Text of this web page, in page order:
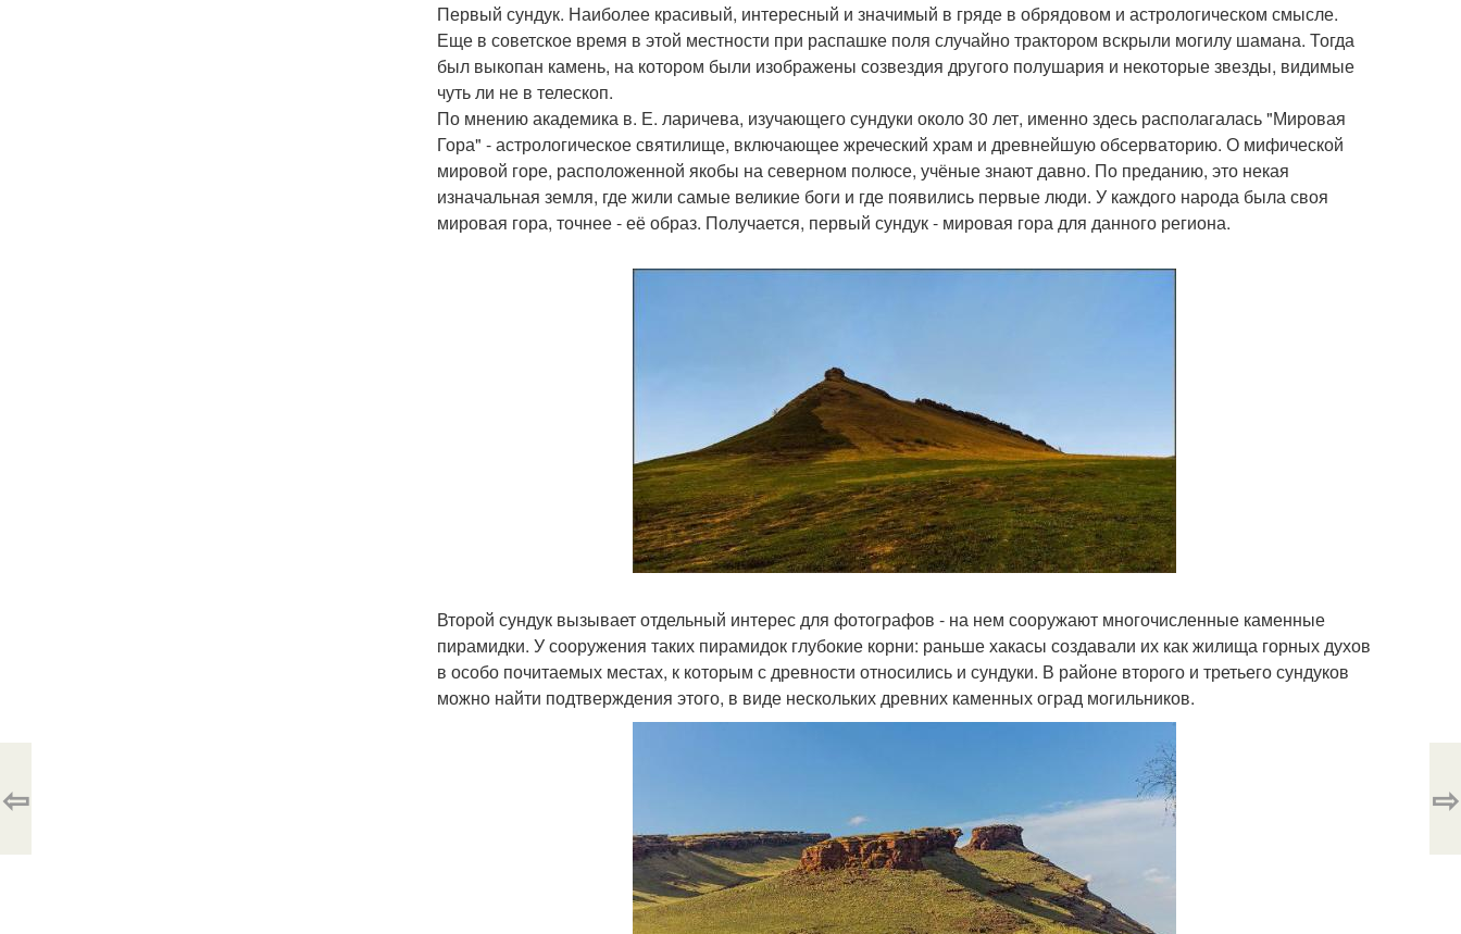
Первый сундук. Наиболее красивый, интересный и значимый в гряде в обрядовом и астрологическом смысле.
Еще в советское время в этой местности при распашке поля случайно трактором вскрыли могилу шамана. Тогда
был выкопан камень, на котором были изображены созвездия другого полушария и некоторые звезды, видимые
чуть ли не в телескоп.
По мнению академика в. Е. ларичева, изучающего сундуки около 30 лет, именно здесь располагалась "Мировая
Гора" - астрологическое святилище, включающее жреческий храм и древнейшую обсерваторию. О мифической
мировой горе, расположенной якобы на северном полюсе, учёные знают давно. По преданию, это некая
изначальная земля, где жили самые великие боги и где появились первые люди. У каждого народа была своя
мировая гора, точнее - её образ. Получается, первый сундук - мировая гора для данного региона.
Второй сундук вызывает отдельный интерес для фотографов - на нем сооружают многочисленные каменные
пирамидки. У сооружения таких пирамидок глубокие корни: раньше хакасы создавали их как жилища горных духов
в особо почитаемых местах, к которым с древности относились и сундуки. В районе второго и третьего сундуков
можно найти подтверждения этого, в виде нескольких древних каменных оград могильников.
⇦ ⇨